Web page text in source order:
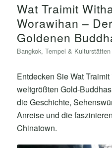
Wat Traimit
Worawihan –
Goldenen
Bangkok, Tempel & Kulturstätten
Entdecken Sie Wat
weltgrößten Gold-
die Geschichte,
Anreise und die
Chinatown.